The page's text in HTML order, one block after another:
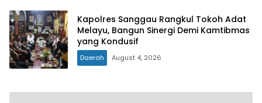
Kapolres Sanggau Rangkul Tokoh Adat
Melayu, Bangun Sinergi Demi Kamtibmas
yang Kondusif
Daerah August 4, 2026